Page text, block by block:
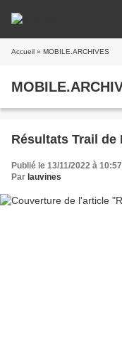
Accueil » MOBILE.ARCHIVES
Résultats Trail de
Publié le 13/11/2022 à 10:57
Par lauvines